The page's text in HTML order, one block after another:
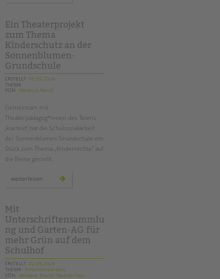
an
der
sonnenblumen
grundschule
Ein Theaterprojekt
zum Thema
Kinderschutz an der
Sonnenblumen-
Grundschule
ERSTELLT 06.09.2024
THEMA
VON
Vanessa Karch
Gemeinsam mit
Theaterpädagog*innen des Teams
¡klartext! hat die Schulsozialarbeit
der Sonnenblumen Grundschule ein
Stück zum Thema „Kinderrechte“ auf
die Beine gestellt.
weiterlesen
theaterprojekt
sonnenblumen-
grundschule
Mit
Unterschriftensammlu
ng und Garten-AG für
mehr Grün auf dem
Schulhof
ERSTELLT 02.09.2024
THEMA Schulsozialarbeit
VON
Barbara Brecht-Hadraschek